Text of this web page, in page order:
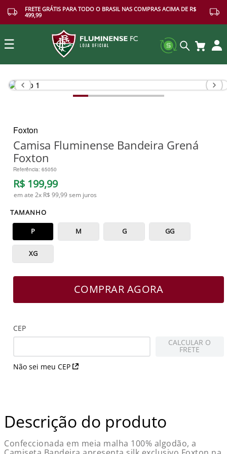
FRETE GRÁTIS PARA TODO O BRASIL NAS COMPRAS ACIMA DE R$
499,99
☰
Buscar
Foxton
Camisa Fluminense Bandeira Grená
Foxton
Referência: 65050
R$ 199,99
em ate 2x R$ 99,99sem juros
TAMANHO
P M G GG
XG
COMPRAR AGORA
CEP
Não sei meu CEP
CALCULAR O
FRETE
Descrição do produto
Confeccionada em meia malha 100% algodão, a